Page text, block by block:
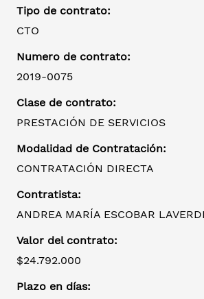
Tipo de contrato:
CTO
Numero de contrato:
2019-0075
Clase de contrato:
PRESTACIÓN DE SERVICIOS
Modalidad de Contratación:
CONTRATACIÓN DIRECTA
Contratista:
ANDREA MARÍA ESCOBAR
Valor del contrato:
$24.792.000
Plazo en días: